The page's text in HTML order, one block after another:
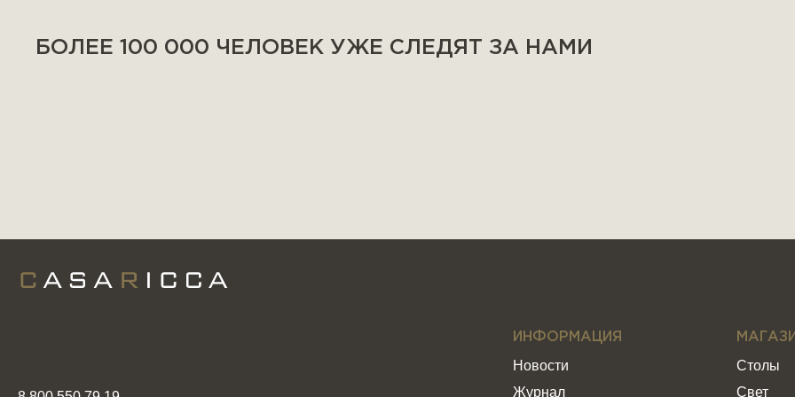
БОЛЕЕ 100 000 ЧЕЛОВЕК УЖЕ СЛЕДЯТ ЗА НАМИ
ИНФОРМАЦИЯ
Новости
Журнал
Столы
Свет